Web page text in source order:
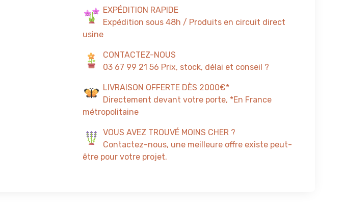
EXPÉDITION RAPIDE
Expédition sous 48h / Produits en circuit direct
usine
CONTACTEZ-NOUS
03 67 99 21 56 Prix, stock, délai et conseil ?
LIVRAISON OFFERTE DÈS 2000€*
Directement devant votre porte, *En France
métropolitaine
VOUS AVEZ TROUVÉ MOINS CHER ?
Contactez-nous, une meilleure offre existe peut-
être pour votre projet.